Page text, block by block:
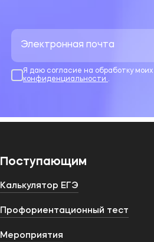
Я даю согласие на обработку
конфиденциальности .
Поступающим
Калькулятор ЕГЭ
Профориентационный тест
Мероприятия